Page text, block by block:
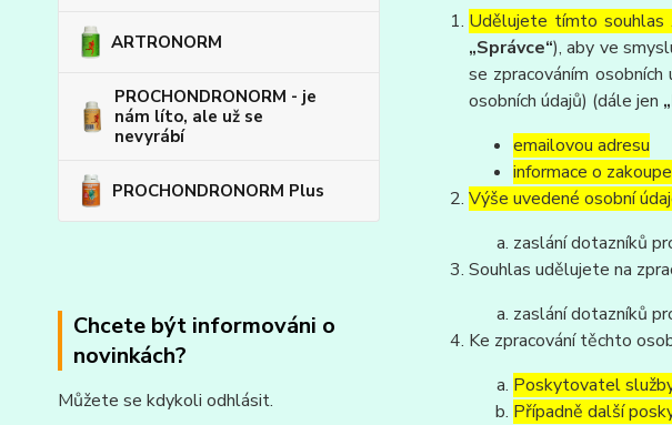
ARTRONORM
PROCHONDRONORM - je
nám líto, ale už se
nevyrábí
PROCHONDRONORM Plus
Chcete být informováni o
novinkách?
Můžete se kdykoli odhlásit.
Udělujete tímto
„Správce“), aby ve
se zpracováním
osobních údajů) (dále jen
emailovou adresu
informace o
Výše uvedené osobní
zaslání dotazníků
Souhlas udělujete na
zaslání dotazníků
Ke zpracování těchto
Poskytovatel
Případně další